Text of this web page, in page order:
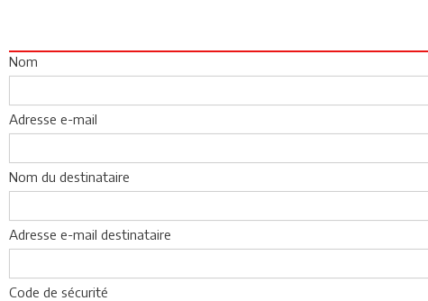
Nom
Adresse e-mail
Nom du destinataire
Adresse e-mail destinataire
Code de sécurité